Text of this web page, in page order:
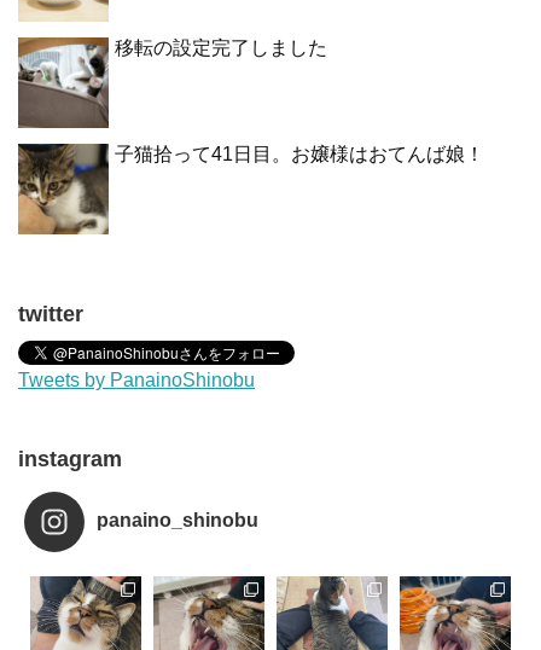
移転の設定完了しました
子猫拾って41日目。お嬢様はおてんば娘！
twitter
Tweets by PanainoShinobu
instagram
panaino_shinobu